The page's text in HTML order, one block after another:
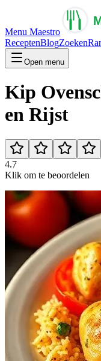
Menu Maestro
ReceptenBlogZoeken
Open menu
Kip
en Rijst
4.7
Klik om te beoordelen